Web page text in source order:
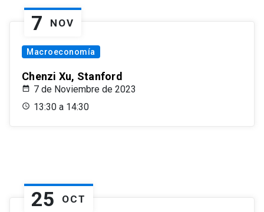
7 NOV
Macroeconomía
Chenzi Xu, Stanford
7 de Noviembre de 2023
13:30 a 14:30
25 OCT